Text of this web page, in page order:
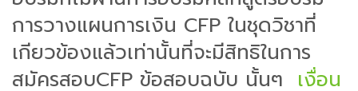
การวางแผนการเงิน CFP ในชุดวิชาที่
เกียวข้องแล้วเท่านั้นที่จะมีสิทธิในการ
สมัครสอบCFP ข้อสอบฉบับ นั้นๆ เงื่อน